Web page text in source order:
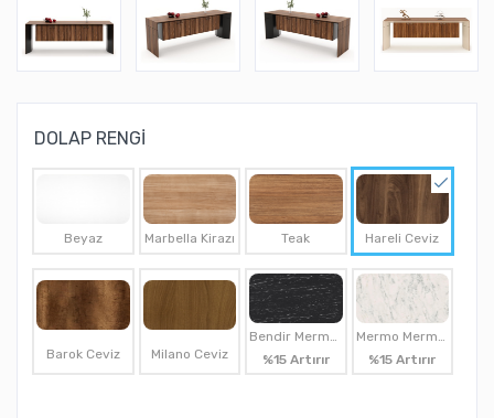
DOLAP RENGİ
Beyaz Marbella Kirazı Teak Hareli Ceviz
Barok Ceviz Milano Ceviz
Bendir Mermer
%15 Artırır
Mermo Mermer
%15 Artırır